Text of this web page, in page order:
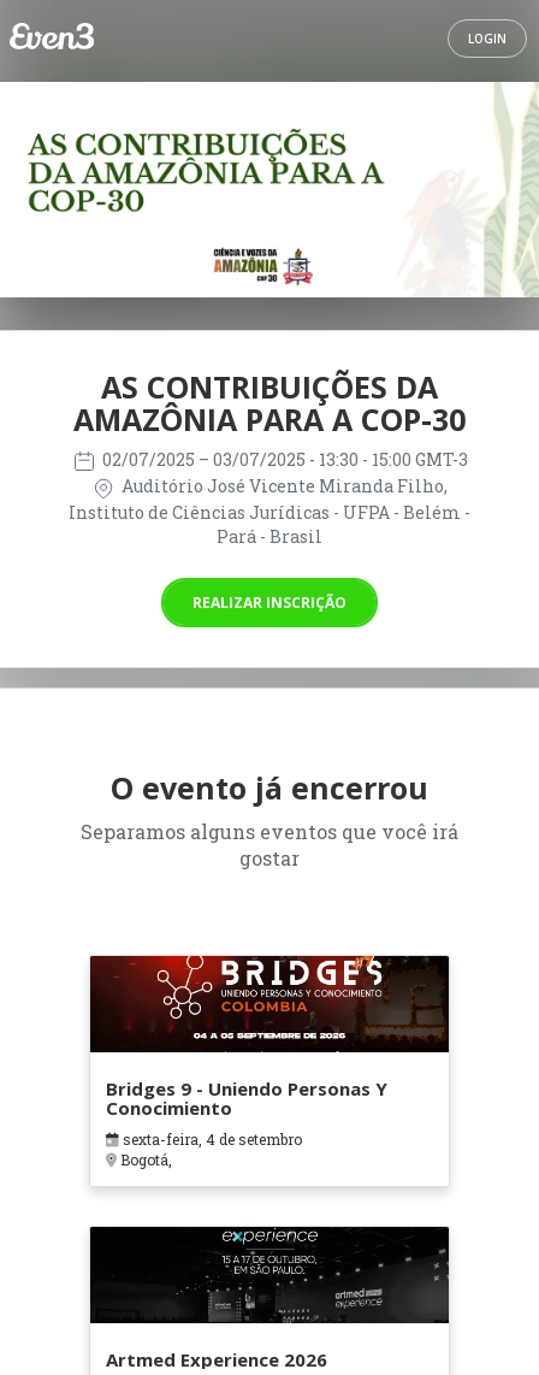
LOGIN
AS CONTRIBUIÇÕES DA
AMAZÔNIA PARA A COP-30
02/07/2025 – 03/07/2025 - 13:30 - 15:00 GMT-3
Auditório José Vicente Miranda Filho,
Instituto de Ciências Jurídicas - UFPA - Belém -
Pará - Brasil
REALIZAR INSCRIÇÃO
O evento já encerrou
Separamos alguns eventos que você irá
gostar
Bridges 9 - Uniendo Personas Y
Conocimiento
sexta-feira, 4 de setembro
Bogotá,
Artmed Experience 2026